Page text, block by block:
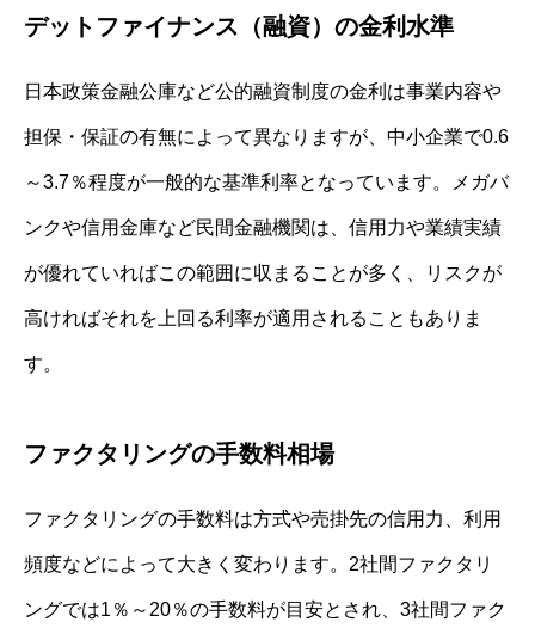
デットファイナンス（融資）の金利水準
日本政策金融公庫など公的融資制度の金利は事業内容や
担保・保証の有無によって異なりますが、中小企業で0.6
～3.7％程度が一般的な基準利率となっています。メガバ
ンクや信用金庫など民間金融機関は、信用力や業績実績
が優れていればこの範囲に収まることが多く、リスクが
高ければそれを上回る利率が適用されることもありま
す。
ファクタリングの手数料相場
ファクタリングの手数料は方式や売掛先の信用力、利用
頻度などによって大きく変わります。2社間ファクタリ
ングでは1％～20％の手数料が目安とされ、3社間ファク